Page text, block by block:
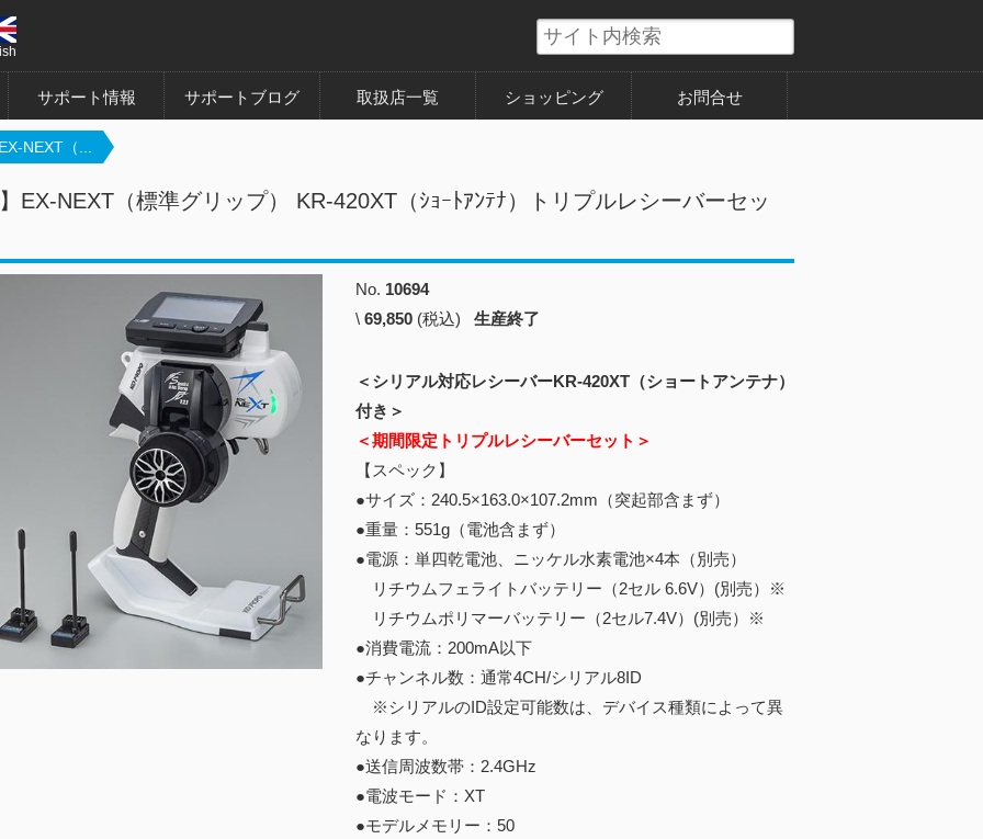
サポート情報 サポートブログ 取扱店一覧 ショッピング お問合せ
NEXT（...
EX-NEXT（標準グリップ） KR-420XT（ｼｮｰﾄｱﾝﾃﾅ）トリプルレシーバーセッ
No. 10694
\ 69,850 (税込) 生産終了
＜シリアル対応レシーバーKR-420XT（ショートアンテナ）
付き＞
＜期間限定トリプルレシーバーセット＞
【スペック】
●サイズ：240.5×163.0×107.2mm（突起部含まず）
●重量：551g（電池含まず）
●電源：単四乾電池、ニッケル水素電池×4本（別売）
リチウムフェライトバッテリー（2セル 6.6V）(別売）※
リチウムポリマーバッテリー（2セル7.4V）(別売）※
●消費電流：200mA以下
●チャンネル数：通常4CH/シリアル8ID
※シリアルのID設定可能数は、デバイス種類によって異
なります。
●送信周波数帯：2.4GHz
●電波モード：XT
●モデルメモリー：50